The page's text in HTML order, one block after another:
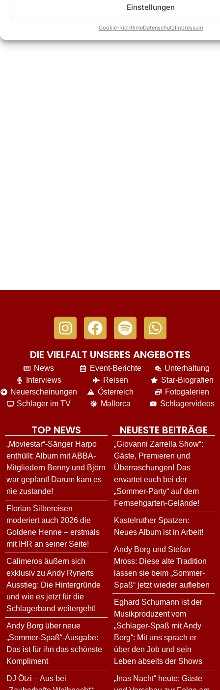
Einstellungen
Cookie-RichtlinieDatenschutzImpressum
DIE VIELFALT UNSERES ANGEBOTES
News
Interviews
Neuerscheinungen
Schlager im TV
Event-Berichte
Reisen
Österreich
Mallorca
Unterhaltung
Star-Biografien
Fotogalerien
Schlagervideos
TOP NEWS
„Moviestar“-Sänger Harpo
enthüllt: Album mit ABBA-
Mitgliedern Benny und Björn
war geplant! Darum kam es
nie zustande!
Florian Silbereisen
moderiert auch 2026 die
Goldene Henne – erstmals
mit IHR an seiner Seite!
Calimeros äußern sich
exklusiv zu Andy Rynerts
Ausstieg: Die Hintergründe
und wie es jetzt für die
Schlagerband weitergeht!
Andy Borg über neue
„Sommer-Spaß“-Ausgabe:
Das ist für ihn das schönste
Kompliment
DJ Ötzi – Aus bei
NEUESTE BEITRÄGE
„Giovanni Zarrella Show“:
Gäste, Premieren und
Überraschungen! Das
erwartet euch bei der
„Sommer-Party“ auf dem
Fernsehgarten-Gelände!
Kastelruther Spatzen:
Neues Album ist in Arbeit!
Andy Borg und Stefan
Mross: Diese alte Tradition
lassen sie beim „Sommer-
Spaß“ jetzt wieder aufleben
Eghard Schumann ist der
Musikproduzent vom
„Schlager-Spaß mit Andy
Borg“: Mit uns sprach er
über den Job und sein
Leben abseits der Shows
„Inas Nacht“ heute: Gäste